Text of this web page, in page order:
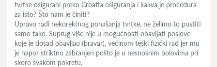
tvrtke osigurani preko Croatia osiguranja i kakva je procedura
za isto? Što nam je činiti?
Upravo radi nekorektnog ponašanja tvrtke, ne želimo to pustiti
samo tako. Suprug više nije u mogućnosti obavljati poslove
koje je dosad obavljao (bravar), većinom teški fizički rad jer mu
je napor striktno zabranjen pošto je u nesnosnim bolovima pri
skoro svakom pokretu.